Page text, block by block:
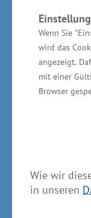
Wenn Sie
wird das
angezeigt.
mit einer
Browser
Wie wir
in unseren
Leo Maier
Österreich
Europäischen
„Die
Förderperiode
Mecklenburg-